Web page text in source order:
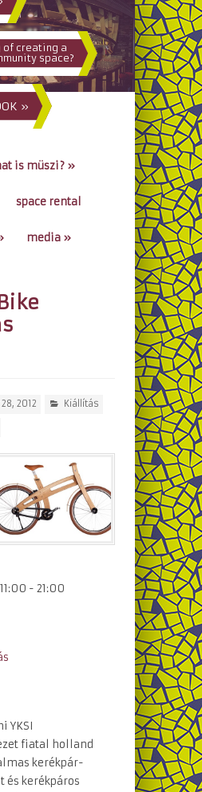
of creating a
space?
»
is müszi? »
space rental
media »
2012 Kiállítás
11:00 - 21:00
YKSI
fiatal holland
kerékpár-
kerékpáros